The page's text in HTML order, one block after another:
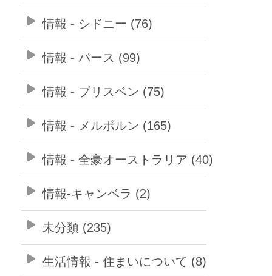
情報 - シドニー (76)
情報 - パース (99)
情報 - ブリスベン (75)
情報 - メルボルン (165)
情報 - 全豪オーストラリア (40)
情報-キャンベラ (2)
未分類 (235)
生活情報 - 住まいについて (8)